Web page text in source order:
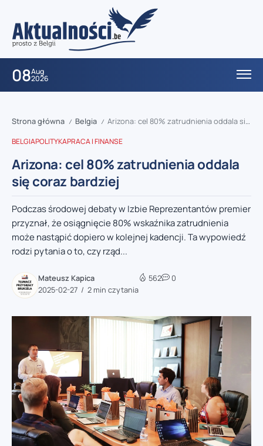
08Aug
2026
Strona główna / Belgia / Arizona: cel 80% zatrudnienia oddala się coraz bardziej
BELGIAPOLITYKAPRACA I FINANSE
Arizona: cel 80% zatrudnienia oddala
się coraz bardziej
Podczas środowej debaty w Izbie Reprezentantów premier
przyznał, że osiągnięcie 80% wskaźnika zatrudnienia
może nastąpić dopiero w kolejnej kadencji. Ta wypowiedź
rodzi pytania o to, czy rząd...
Mateusz Kapica
2025-02-27
2 min czytania
562 0